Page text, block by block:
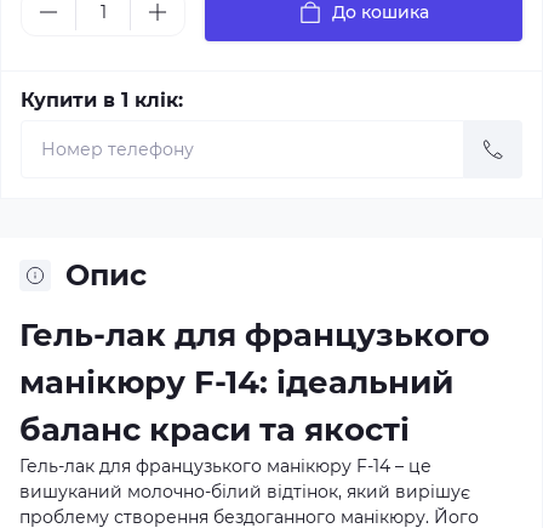
До кошика
Купити в 1 клік:
Опис
Гель-лак для французького
манікюру F-14: ідеальний
баланс краси та якості
Гель-лак для французького манікюру F-14 – це
вишуканий молочно-білий відтінок, який вирішує
проблему створення бездоганного манікюру. Його